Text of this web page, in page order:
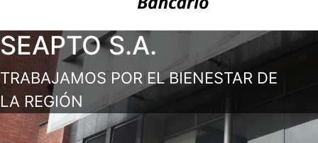
SEAPTO S.A.
TRABAJAMOS POR EL BIENESTAR DE
LA REGIÓN